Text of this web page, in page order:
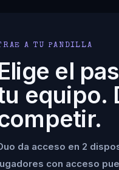
A TU PANDILLA
el
equipo.
da acceso en 2
con acceso